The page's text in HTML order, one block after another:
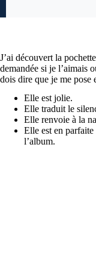
J’ai découvert la
demandée si je l’aimais
dois dire que je me pose
Elle est jolie.
Elle traduit le
Elle renvoie à la
Elle est en
l’album.